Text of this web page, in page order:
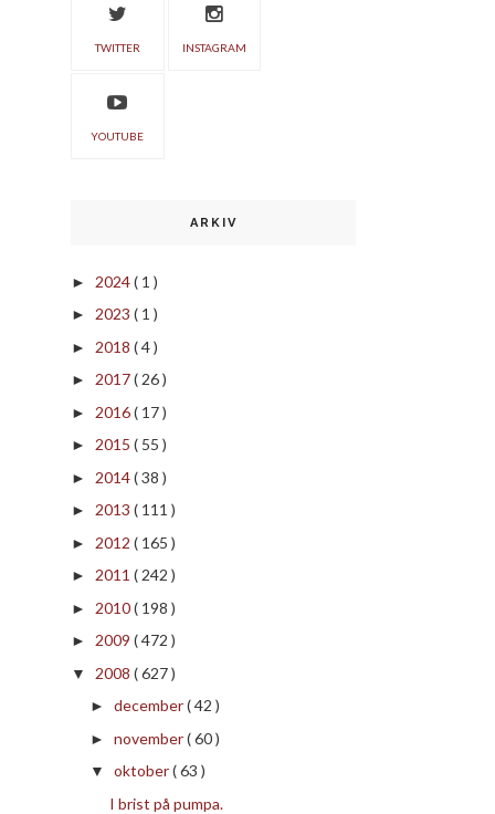
TWITTER INSTAGRAM
YOUTUBE
ARKIV
► 2024( 1 )
► 2023 ( 1 )
► 2018 ( 4 )
► 2017( 26 )
► 2016( 17 )
► 2015 ( 55 )
► 2014( 38 )
► 2013 ( 111 )
► 2012 ( 165 )
► 2011 ( 242 )
► 2010( 198 )
► 2009 ( 472 )
▼ 2008 ( 627 )
► december( 42 )
► november( 60 )
▼ oktober( 63 )
I brist på pumpa.